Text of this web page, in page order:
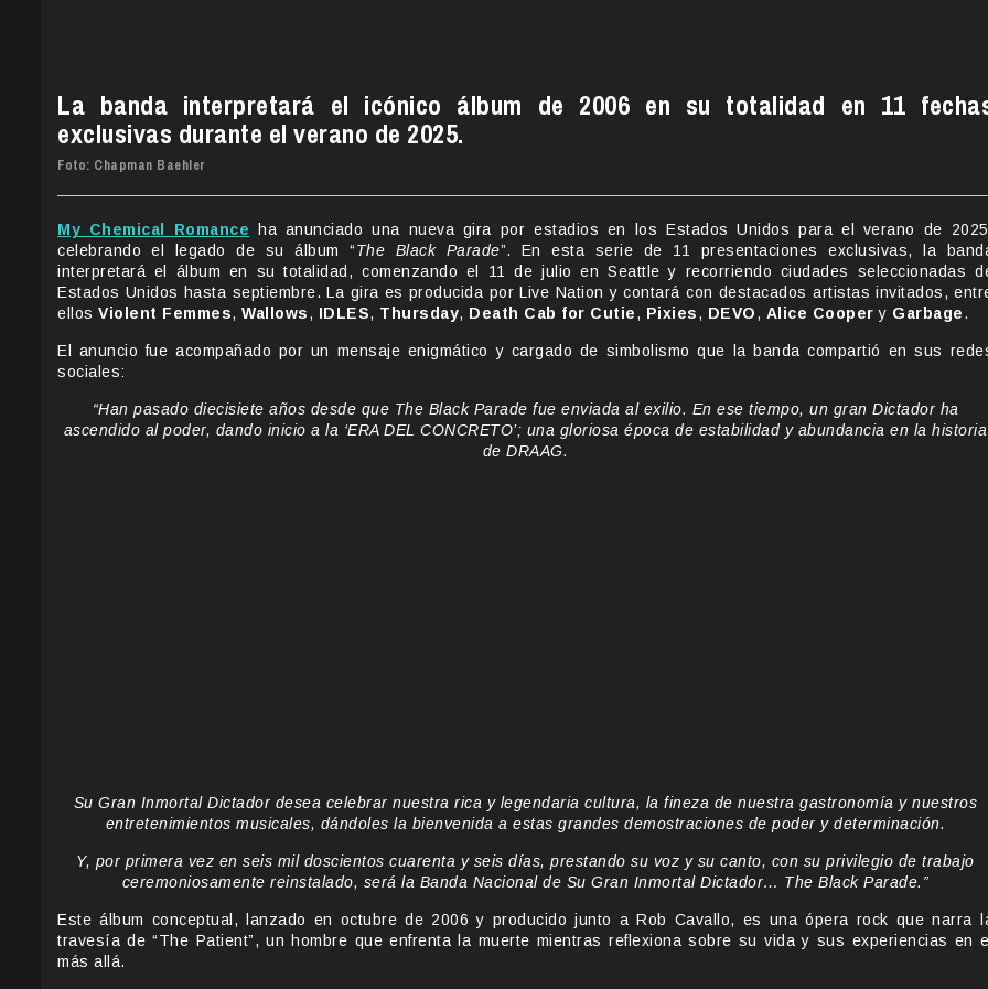
La banda interpretará el icónico álbum de 2006 en su totalidad en 11
exclusivas durante el verano de 2025.
Foto: Chapman Baehler
My Chemical Romance ha anunciado una nueva gira por estadios en los Estados Unidos para el verano de
celebrando el legado de su álbum “The Black Parade”. En esta serie de 11 presentaciones exclusivas, la
interpretará el álbum en su totalidad, comenzando el 11 de julio en Seattle y recorriendo ciudades seleccionadas
Estados Unidos hasta septiembre. La gira es producida por Live Nation y contará con destacados artistas invitados,
ellos Violent Femmes, Wallows, IDLES, Thursday, Death Cab for Cutie, Pixies, DEVO, Alice Cooper y Garbage.
El anuncio fue acompañado por un mensaje enigmático y cargado de simbolismo que la banda compartió en sus
sociales:
“Han pasado diecisiete años desde que The Black Parade fue enviada al exilio. En ese tiempo, un gran Dictador ha
ascendido al poder, dando inicio a la ‘ERA DEL CONCRETO’; una gloriosa época de estabilidad y abundancia en la historia
de DRAAG.
Su Gran Inmortal Dictador desea celebrar nuestra rica y legendaria cultura, la fineza de nuestra gastronomía y nuestros
entretenimientos musicales, dándoles la bienvenida a estas grandes demostraciones de poder y determinación.
Y, por primera vez en seis mil doscientos cuarenta y seis días, prestando su voz y su canto, con su privilegio de trabajo
ceremoniosamente reinstalado, será la Banda Nacional de Su Gran Inmortal Dictador… The Black Parade.”
Este álbum conceptual, lanzado en octubre de 2006 y producido junto a Rob Cavallo, es una ópera rock que narra
travesía de “The Patient”, un hombre que enfrenta la muerte mientras reflexiona sobre su vida y sus experiencias en
más allá.